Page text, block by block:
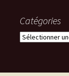
Catégories
Catégories